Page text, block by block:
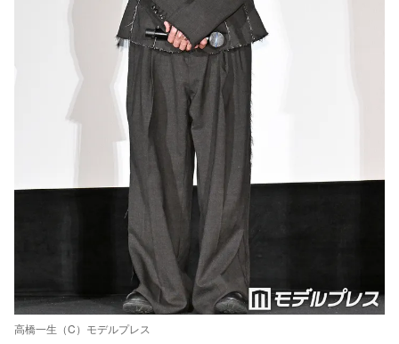
高橋一生（C）モデルプレス